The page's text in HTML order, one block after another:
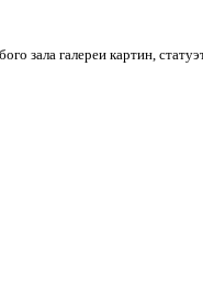
зала галереи картин,